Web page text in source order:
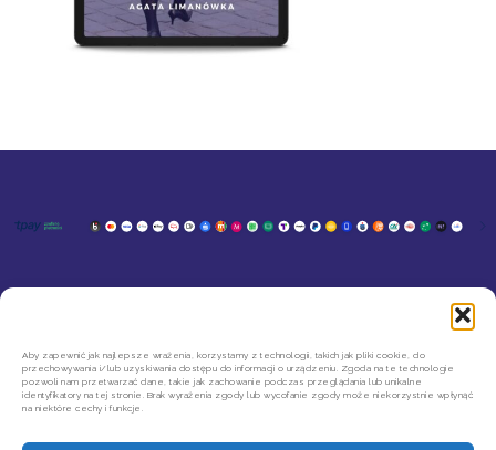
Aby zapewnić jak najlepsze wrażenia, korzystamy z technologii, takich jak pliki cookie, do
przechowywania i/lub uzyskiwania dostępu do informacji o urządzeniu. Zgoda na te technologie
pozwoli nam przetwarzać dane, takie jak zachowanie podczas przeglądania lub unikalne
identyfikatory na tej stronie. Brak wyrażenia zgody lub wycofanie zgody może niekorzystnie wpłynąć
na niektóre cechy i funkcje.
REGULAMIN SKLEPU
POLITYKA PRYWATNOŚCI
REGULAMIN NEWSLETTERA